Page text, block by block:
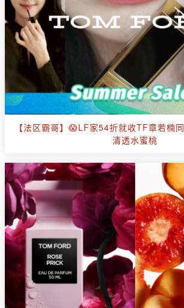
【法区霸哥】😱LF家54折就收TF章若楠
清透水蜜桃